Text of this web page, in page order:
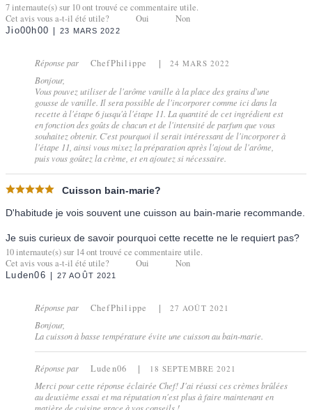
7internaute(s) sur 10ont trouvé ce commentaire utile.
Cet avis vous a-t-il été utile?
Oui Non
Jio00h00 23 MARS 2022
Réponse par ChefPhilippe 24 MARS 2022
Bonjour,
Vous pouvez utiliser de l'arôme vanille à la place des grains d'une
gousse de vanille. Il sera possible de l'incorporer comme ici dans la
recette à l'étape 6 jusqu'à l'étape 11. La quantité de cet ingrédient est
en fonction des goûts de chacun et de l'intensité de parfum que vous
souhaitez obtenir. C'est pourquoi il serait intéressant de l'incorporer à
l'étape 11, ainsi vous mixez la préparation après l'ajout de l'arôme,
puis vous goûtez la crème, et en ajoutez si nécessaire.
Cuisson bain-marie?
D'habitude je vois souvent une cuisson au bain-marie recommande.
Je suis curieux de savoir pourquoi cette recette ne le requiert pas?
10internaute(s) sur 14ont trouvé ce commentaire utile.
Cet avis vous a-t-il été utile?
Oui Non
Luden06 27 AOÛT 2021
Réponse par ChefPhilippe 27 AOÛT 2021
Bonjour,
La cuisson à basse température évite une cuisson au bain-marie.
Réponse par Luden06 18 SEPTEMBRE 2021
Merci pour cette réponse éclairée Chef! J'ai réussi ces crèmes brûlées
au deuxième essai et ma réputation n'est plus à faire maintenant en